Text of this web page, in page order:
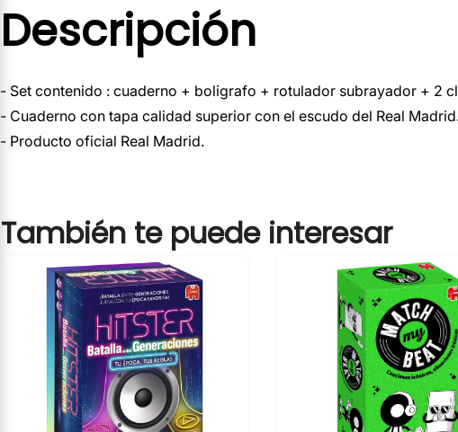
Descripción
- Set contenido : cuaderno + boligrafo + rotulador subrayador + 2
- Cuaderno con tapa calidad superior con el escudo del Real
- Producto oficial Real Madrid.
También te puede interesar